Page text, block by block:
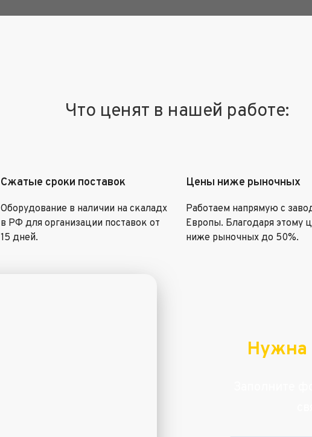
Что ценят в нашей работе:
Сжатые сроки поставок
Оборудование в наличии на скаладх
в РФ для организации поставок от
15 дней.
Цены ниже рыночных
Работаем напрямую с
Европы. Благодаря этому
ниже рыночных до 50%.
Нужна